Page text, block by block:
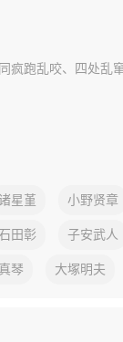
疯跑乱咬、四处乱
星堇 小野贤章
田彰 子安武人
琴 大塚明夫